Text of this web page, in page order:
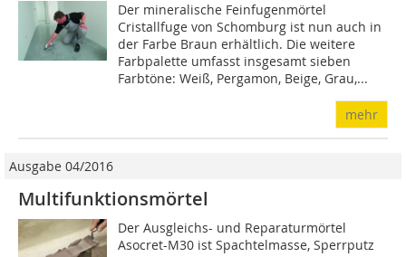
Der mineralische Feinfugenmörtel
Cristallfuge von Schomburg ist nun auch in
der Farbe Braun erhältlich. Die weitere
Farbpalette umfasst insgesamt sieben
Farbtöne: Weiß, Pergamon, Beige, Grau,...
mehr
Ausgabe 04/2016
Multifunktionsmörtel
Der Ausgleichs- und Reparaturmörtel
Asocret-M30 ist Spachtelmasse, Sperrputz